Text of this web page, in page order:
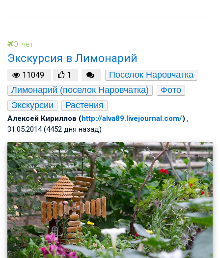
Отчет
Экскурсия в Лимонарий
11049 1
Поселок Наровчатка
Лимонарий (поселок Наровчатка)
Фото
Экскурсии
Растения
Алексей Кириллов (http://alva89.livejournal.com/) ,
31.05.2014 (4452 дня назад)